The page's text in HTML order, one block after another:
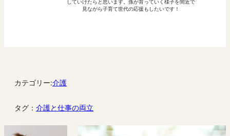
していけたらと思います。孫が育っていく様子を間近で
見ながら子育て世代の応援もしたいです！
カテゴリー:介護
タグ： 介護と仕事の両立